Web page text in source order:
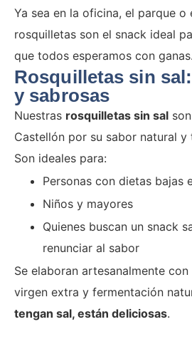
Ya sea en la oficina, el parque o
rosquilletas son el snack ideal
que todos esperamos con ganas.
Rosquilletas sin
y sabrosas
Nuestras rosquilletas sin sal
Castellón por su sabor natural y
Son ideales para:
Personas con dietas bajas
Niños y mayores
Quienes buscan un snack
renunciar al sabor
Se elaboran artesanalmente
virgen extra y fermentación
tengan sal, están deliciosas.